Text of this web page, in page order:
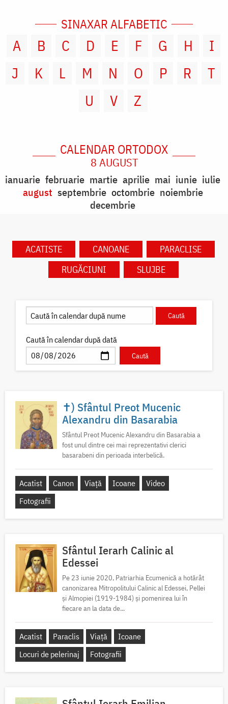
SINAXAR ALFABETIC
A B C D E F G H
I
J
K L M N O P R
T
U
V Z
CALENDAR ORTODOX
8 AUGUST
ianuarie februarie martie aprilie mai iunie iulie
august septembrie octombrie noiembrie
decembrie
ACATISTE CANOANE
PARACLISE
RUGĂCIUNI
SLUJBE
Caută în calendar după dată
✝) Sfântul Preot Mucenic
Alexandru din Basarabia
Sfântul Preot Mucenic Alexandru din Basarabia a
fost unul dintre cei mai reprezentativi clerici
basarabeni din perioada interbelică.
Acatist Canon Viață Icoane
Video
Fotografii
Sfântul Ierarh Calinic al
Edessei
Pe 23 iunie 2020, Patriarhia Ecumenică a hotărât
canonizarea Mitropolitului Calinic al Edessei, Pellei
și Almopiei (1919-1984) și pomenirea lui în
fiecare an la data de...
Acatist Paraclis Viață
Icoane
Locuri de pelerinaj
Fotografii